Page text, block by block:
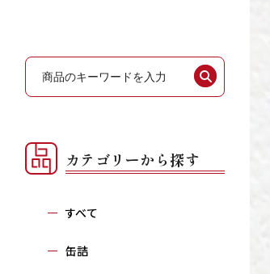
カテゴリーから探す
すべて
缶詰